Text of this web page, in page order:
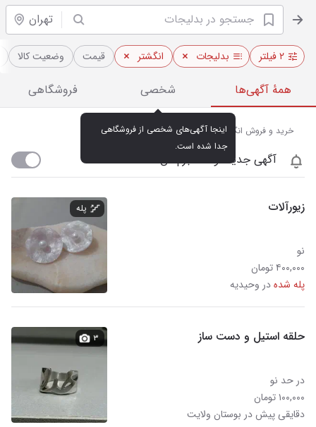
تهران
۲ فیلتر بدلیجات انگشتر قیمت وضعیت کالا
همهٔ آگهی‌ها شخصی فروشگاهی
جدا شده است.
خرید و فروش انگشتر با کیفیت در تهران
آگهی جدید اومد خبرم کن
زیورآلات
نو
۴۰۰,۰۰۰ تومان
پله شدهدر وحیدیه
پله
حلقه استیل و دست ساز
در حد نو
۱۰۰,۰۰۰ تومان
دقایقی پیش در بوستان ولایت
۳